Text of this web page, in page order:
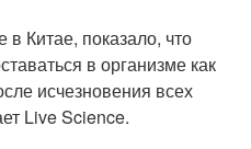
Китае, показало, что
в организме как
исчезновения всех
Live Science.